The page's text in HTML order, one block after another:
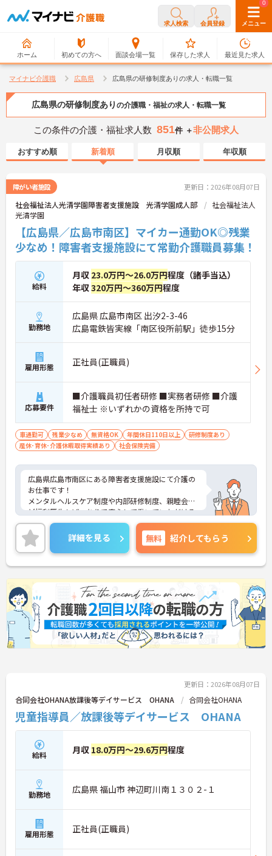
求人検索 会員登録 メニュー
ホーム 初めての方へ 面談会場一覧
0
保存した求人
0
最近見た求人
マイナビ介護職 広島県 広島県の研修制度ありの求人・転職一覧
広島県の研修制度あり の介護職・福祉の求人・転職一覧
この条件の介護・福祉求人数 851件 ＋非公開求人
おすすめ順 新着順 月収順 年収順
障がい者施設 更新日：2026年08月07日
社会福祉法人光清学園障害者支援施設 光清学園成人部
社会福祉法人
光清学園
【広島県／広島市南区】マイカー通勤OK◎残業
少なめ！障害者支援施設にて常勤介護職員募集！
給料
月収 23.0万円～26.0万円程度（諸手当込）
年収320万円～360万円程度
勤務地
広島県 広島市南区 出汐2-3-46
広島電鉄皆実線「南区役所前駅」徒歩15分
雇用形態 正社員(正職員)
応募要件
■介護職員初任者研修 ■実務者研修 ■介護
福祉士 ※いずれかの資格を所持で可
車通勤可 残業少なめ 無資格OK 年間休日110日以上
研修制度あり
産休･育休･介護休暇取得実績あり
社会保険完備
広島県広島市南区にある障害者支援施設にて介護の
お仕事です！
メンタルヘルスケア制度や内部研修制度、親睦会な
ど福利厚生もばっちりで安心して働いていただける
施設です♪
ご興味ある方には、面接対策ポイントなど、さらに
詳細をお話しいたしますのでお気軽にご相談くださ
い。
詳細を見る 無料 紹介してもらう
更新日：2026年08月07日
合同会社OHANA放課後等デイサービス OHANA 合同会社OHANA
児童指導員／放課後等デイサービス OHANA
給料 月収 18.0万円～29.6万円程度
勤務地 広島県 福山市 神辺町川南１３０２-１
雇用形態 正社員(正職員)